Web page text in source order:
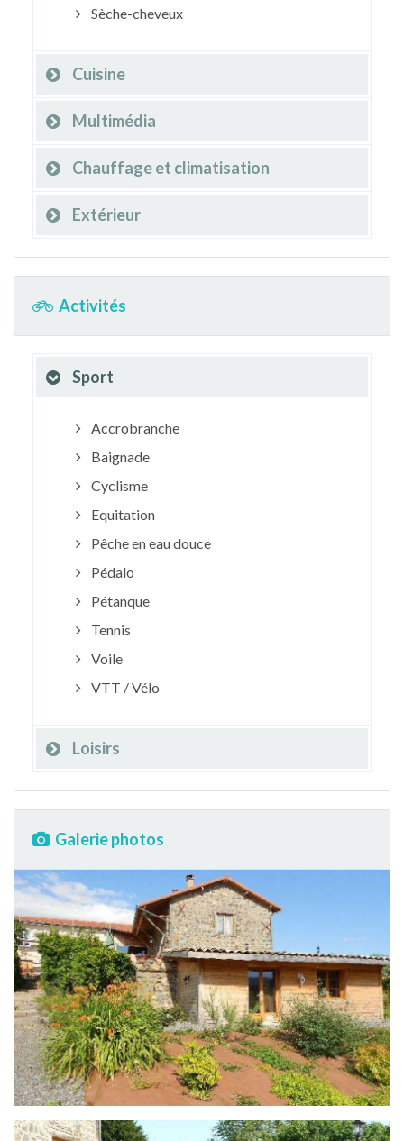
Sèche-cheveux
Cuisine
Multimédia
Chauffage et climatisation
Extérieur
Activités
Sport
Accrobranche
Baignade
Cyclisme
Equitation
Pêche en eau douce
Pédalo
Pétanque
Tennis
Voile
VTT / Vélo
Loisirs
Galerie photos